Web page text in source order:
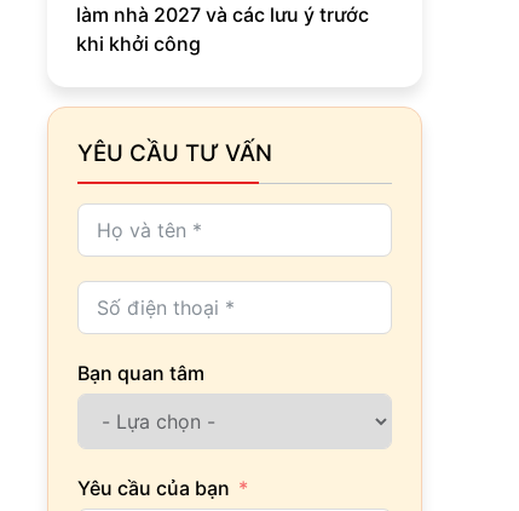
làm nhà 2027 và các lưu ý trước
khi khởi công
YÊU CẦU TƯ VẤN
Bạn quan tâm
Yêu cầu của bạn